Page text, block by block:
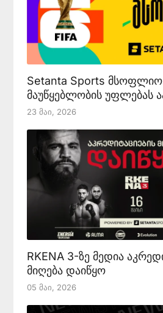
Setanta Sports მსოფლიო
მაუწყებლობის უფლებას
23 Მაი, 2026
RKENA 3-ზე მედია
მიღება დაიწყო
05 Მაი, 2026